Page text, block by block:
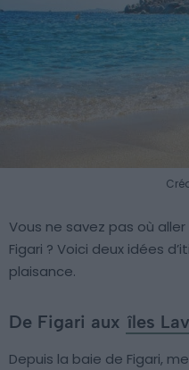
Vous ne savez pas où
Figari ? Voici deux idées
plaisance.
De Figari aux îles
Depuis la baie de Figari,